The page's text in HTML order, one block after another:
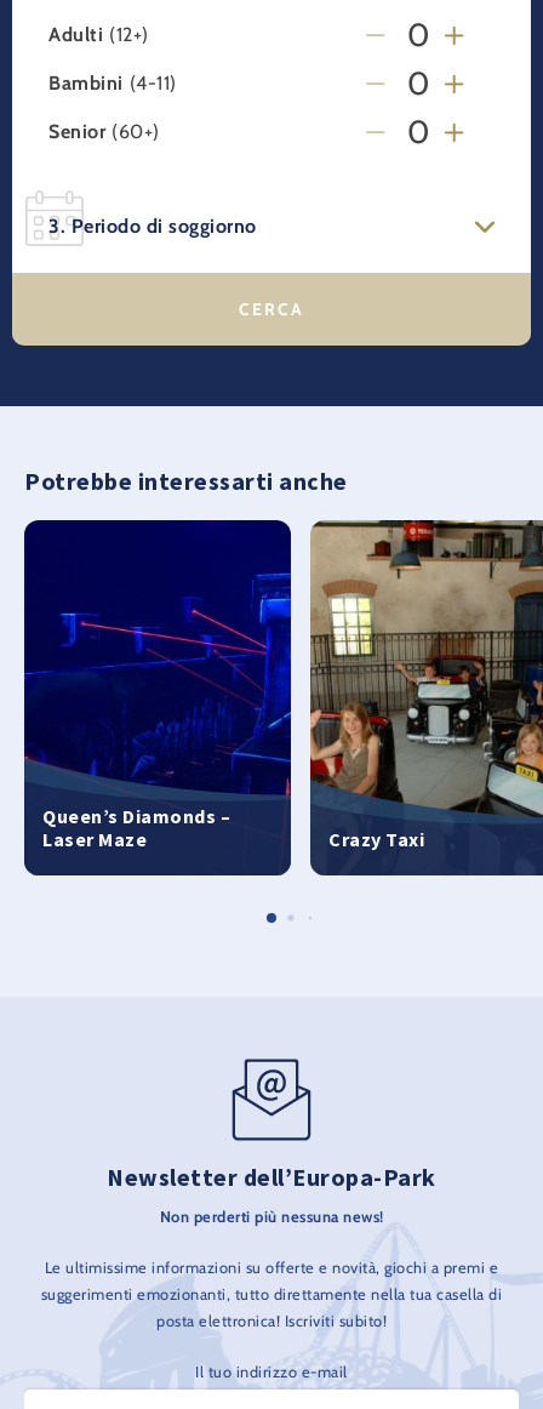
Adulti (12+)
Bambini (4-11)
Senior (60+)
3. Periodo di soggiorno
Potrebbe interessarti anche
Queen’s Diamonds –
Laser Maze
Crazy Taxi
Newsletter dell’Europa-Park
Non perderti più nessuna news!
Le ultimissime informazioni su offerte e novità, giochi a premi e
suggerimenti emozionanti, tutto direttamente nella tua casella di
posta elettronica! Iscriviti subito!
Il tuo indirizzo e-mail